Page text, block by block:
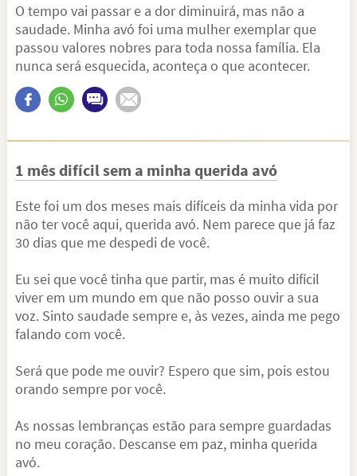
O tempo vai passar e a dor diminuirá, mas não a
saudade. Minha avó foi uma mulher exemplar que
passou valores nobres para toda nossa família. Ela
nunca será esquecida, aconteça o que acontecer.
1 mês difícil sem a minha querida avó
Este foi um dos meses mais difíceis da minha vida por
não ter você aqui, querida avó. Nem parece que já faz
30 dias que me despedi de você.
Eu sei que você tinha que partir, mas é muito difícil
viver em um mundo em que não posso ouvir a sua
voz. Sinto saudade sempre e, às vezes, ainda me pego
falando com você.
Será que pode me ouvir? Espero que sim, pois estou
orando sempre por você.
As nossas lembranças estão para sempre guardadas
no meu coração. Descanse em paz, minha querida
avó.